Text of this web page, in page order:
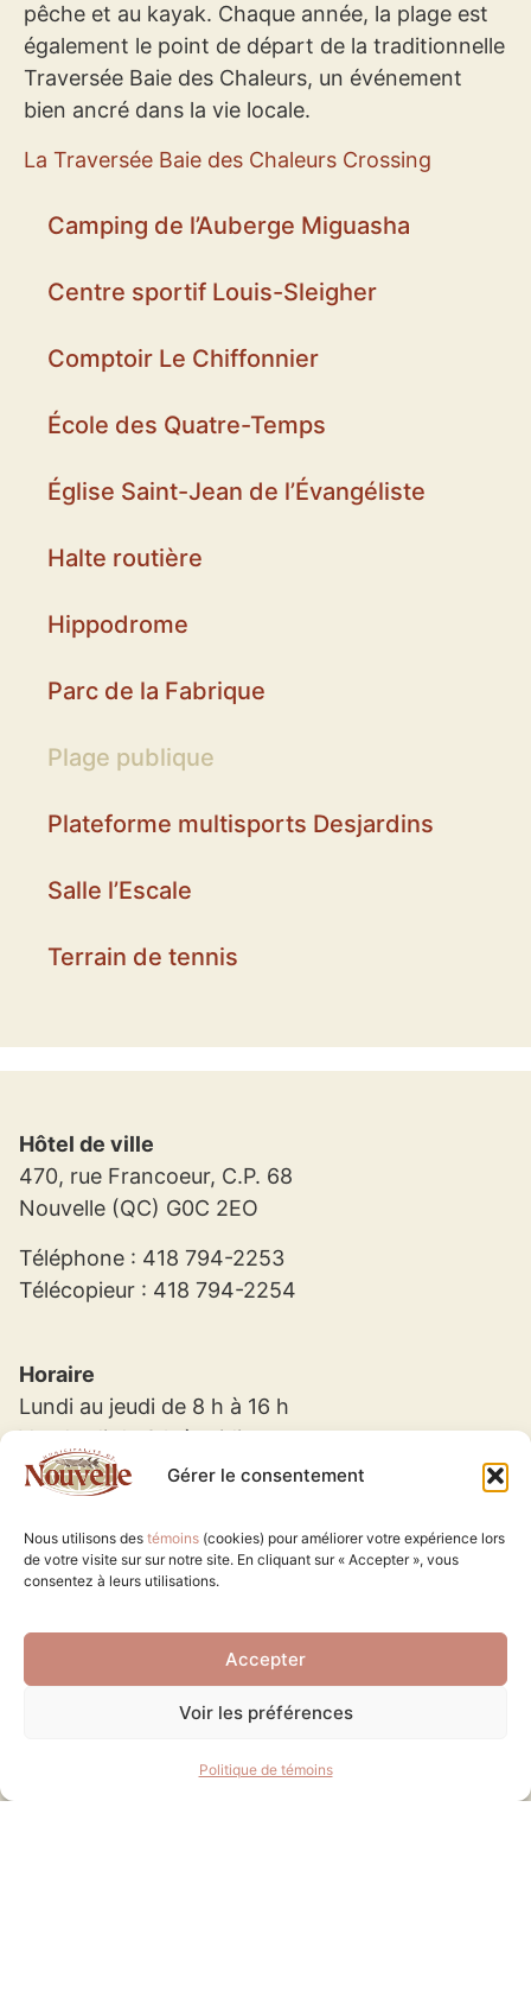
Gérer le consentement
Nous utilisons des témoins (cookies) pour améliorer votre expérience lors
de votre visite sur sur notre site. En cliquant sur « Accepter », vous
consentez à leurs utilisations.
Accepter
Voir les préférences
Politique de témoins
Camping de l’Auberge Miguasha
Centre sportif Louis-Sleigher
Comptoir Le Chiffonnier
École des Quatre-Temps
Église Saint-Jean de l’Évangéliste
Halte routière
Hippodrome
Parc de la Fabrique
Plage publique
Plateforme multisports Desjardins
Salle l’Escale
Terrain de tennis
pêche et au kayak. Chaque année, la plage est
également le point de départ de la traditionnelle
Traversée Baie des Chaleurs, un événement
bien ancré dans la vie locale.
La Traversée Baie des Chaleurs Crossing
Hôtel de ville
470, rue Francoeur, C.P. 68
Nouvelle (QC) G0C 2EO
Téléphone : 418 794-2253
Télécopieur : 418 794-2254
Horaire
Lundi au jeudi de 8 h à 16 h
Vendredi de 8 h à midi
Matrice Graphique
Matières résiduelles
Journal municipal
Municipalité
Services